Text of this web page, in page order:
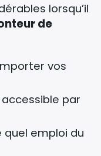
lorsqu’il
de
vos
par
quel emploi du